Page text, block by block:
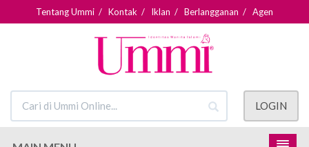
Tentang Ummi / Kontak / Iklan / Berlangganan / Agen
LOGIN